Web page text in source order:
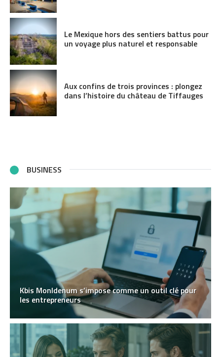
Le Mexique hors des sentiers battus pour
un voyage plus naturel et responsable
Aux confins de trois provinces : plongez
dans l’histoire du château de Tiffauges
BUSINESS
Kbis MonIdenum s’impose comme un outil clé pour
les entrepreneurs